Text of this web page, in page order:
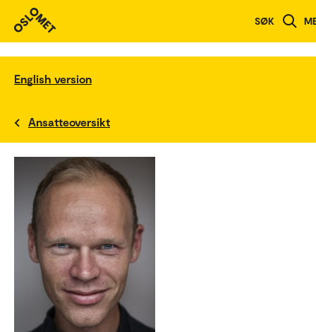
SØK
English version
Ansatteoversikt